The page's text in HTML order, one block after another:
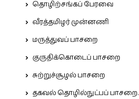
தொழிற்சங்கப் பேரவை
வீரத்தமிழர் முன்னணி
மருத்துவப் பாசறை
குருதிக்கொடைப் பாசறை
சுற்றுச்சூழல் பாசறை
தகவல் தொழில்நுட்பப் பாசறை.